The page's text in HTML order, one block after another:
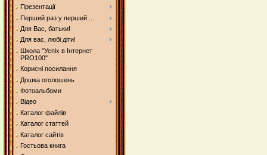
Презентації
Перший раз у перший ...
Для Вас, батьки!
Для вас, любі діти!
Школа "Успіх в Інтернет
PRO100"
Корисні посилання
Дошка оголошень
Фотоальбоми
Відео
Каталог файлів
Каталог статтей
Каталог сайтів
Гостьова книга